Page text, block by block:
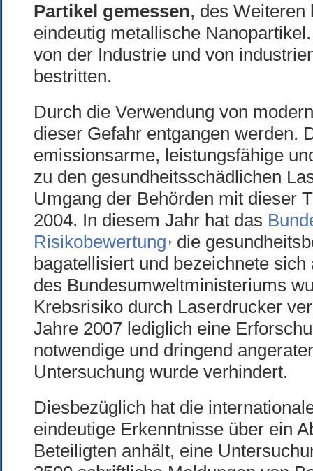
Partikel gemessen, des Weiteren
eindeutig metallische
von der Industrie und von
bestritten.
Durch die Verwendung von
dieser Gefahr entgangen werden.
emissionsarme, leistungsfähige
zu den gesundheitsschädlichen
Umgang der Behörden mit dieser
2004. In diesem Jahr hat das
Risikobewertung
die
bagatellisiert und bezeichnete
des Bundesumweltministeriums
Krebsrisiko durch Laserdrucker
Jahre 2007 lediglich eine
notwendige und dringend
Untersuchung wurde verhindert.
Diesbezüglich hat die
eindeutige Erkenntnisse über ein
Beteiligten anhält, eine